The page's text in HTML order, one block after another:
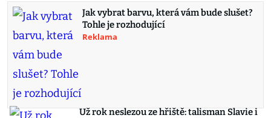
Jak vybrat barvu, která vám bude slušet?
Tohle je rozhodující
Reklama
Už rok neslezou ze hřiště: talisman Slavie i